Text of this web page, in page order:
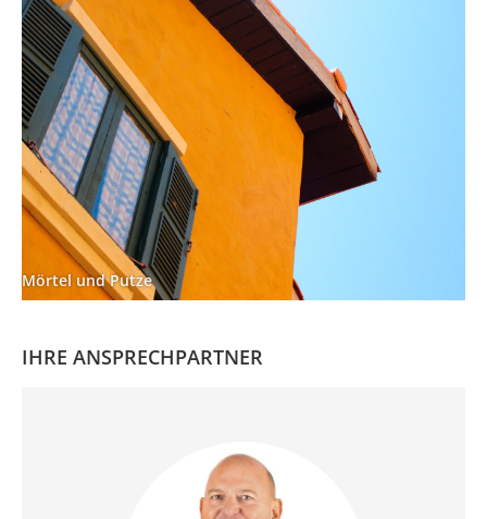
Mörtel und Putze
IHRE ANSPRECHPARTNER